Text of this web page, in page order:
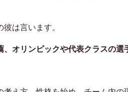
は言います。
、オリンピックや代表クラスの